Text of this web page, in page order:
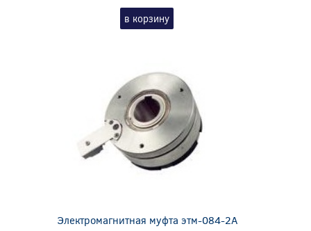
в корзину
Электромагнитная муфта этм-084-2А